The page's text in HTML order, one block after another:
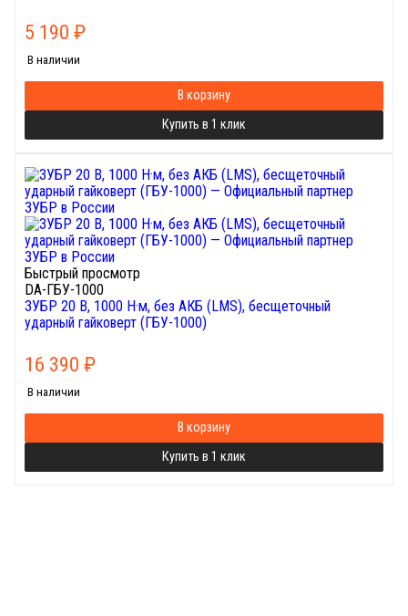
5 190 ₽
В наличии
В корзину
Купить в 1 клик
Быстрый просмотр
DA-ГБУ-1000
ЗУБР 20 В, 1000 Н·м, без АКБ (LMS), бесщеточный
ударный гайковерт (ГБУ-1000)
16 390 ₽
В наличии
В корзину
Купить в 1 клик